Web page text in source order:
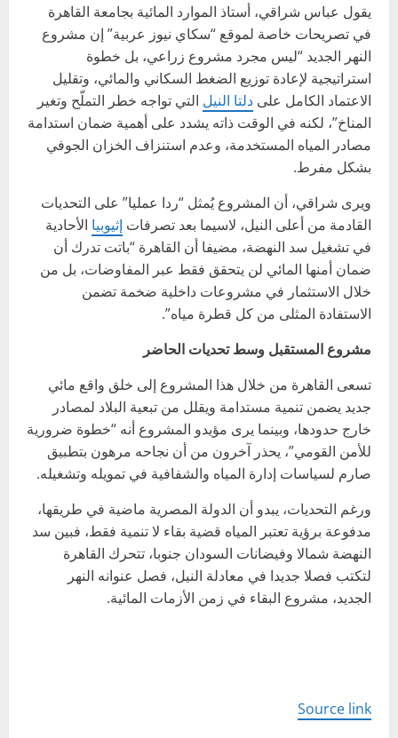
يقول عباس شراقي، أستاذ الموارد المائية بجامعة القاهرة
في تصريحات خاصة لموقع “سكاي نيوز عربية” إن مشروع
النهر الجديد “ليس مجرد مشروع زراعي، بل خطوة
استراتيجية لإعادة توزيع الضغط السكاني والمائي، وتقليل
الاعتماد الكامل على دلتا النيل التي تواجه خطر التملّح وتغير
المناخ”، لكنه في الوقت ذاته يشدد على أهمية ضمان استدامة
مصادر المياه المستخدمة، وعدم استنزاف الخزان الجوفي
بشكل مفرط.
ويرى شراقي، أن المشروع يُمثل “ردا عمليا” على التحديات
القادمة من أعلى النيل، لاسيما بعد تصرفات إثيوبيا الأحادية
في تشغيل سد النهضة، مضيفا أن القاهرة “باتت تدرك أن
ضمان أمنها المائي لن يتحقق فقط عبر المفاوضات، بل من
خلال الاستثمار في مشروعات داخلية ضخمة تضمن
الاستفادة المثلى من كل قطرة مياه”.
مشروع المستقبل وسط تحديات الحاضر
تسعى القاهرة من خلال هذا المشروع إلى خلق واقع مائي
جديد يضمن تنمية مستدامة ويقلل من تبعية البلاد لمصادر
خارج حدودها، وبينما يرى مؤيدو المشروع أنه “خطوة ضرورية
للأمن القومي”، يحذر آخرون من أن نجاحه مرهون بتطبيق
صارم لسياسات إدارة المياه والشفافية في تمويله وتشغيله.
ورغم التحديات، يبدو أن الدولة المصرية ماضية في طريقها،
مدفوعة برؤية تعتبر المياه قضية بقاء لا تنمية فقط، فبين سد
النهضة شمالا وفيضانات السودان جنوبا، تتحرك القاهرة
لتكتب فصلا جديدا في معادلة النيل، فصل عنوانه النهر
الجديد، مشروع البقاء في زمن الأزمات المائية.
Source link